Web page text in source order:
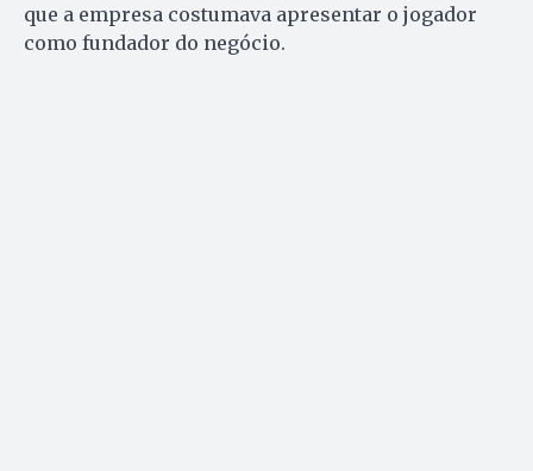
que a empresa costumava apresentar o jogador
como fundador do negócio.